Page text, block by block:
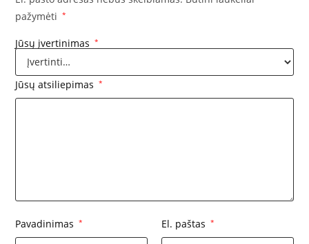
pažymėti
*
Jūsų įvertinimas *
Jūsų atsiliepimas *
Pavadinimas * El. paštas *